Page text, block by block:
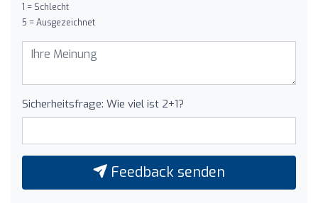
1 = Schlecht
5 = Ausgezeichnet
Sicherheitsfrage: Wie viel ist 2+1?
Feedback senden